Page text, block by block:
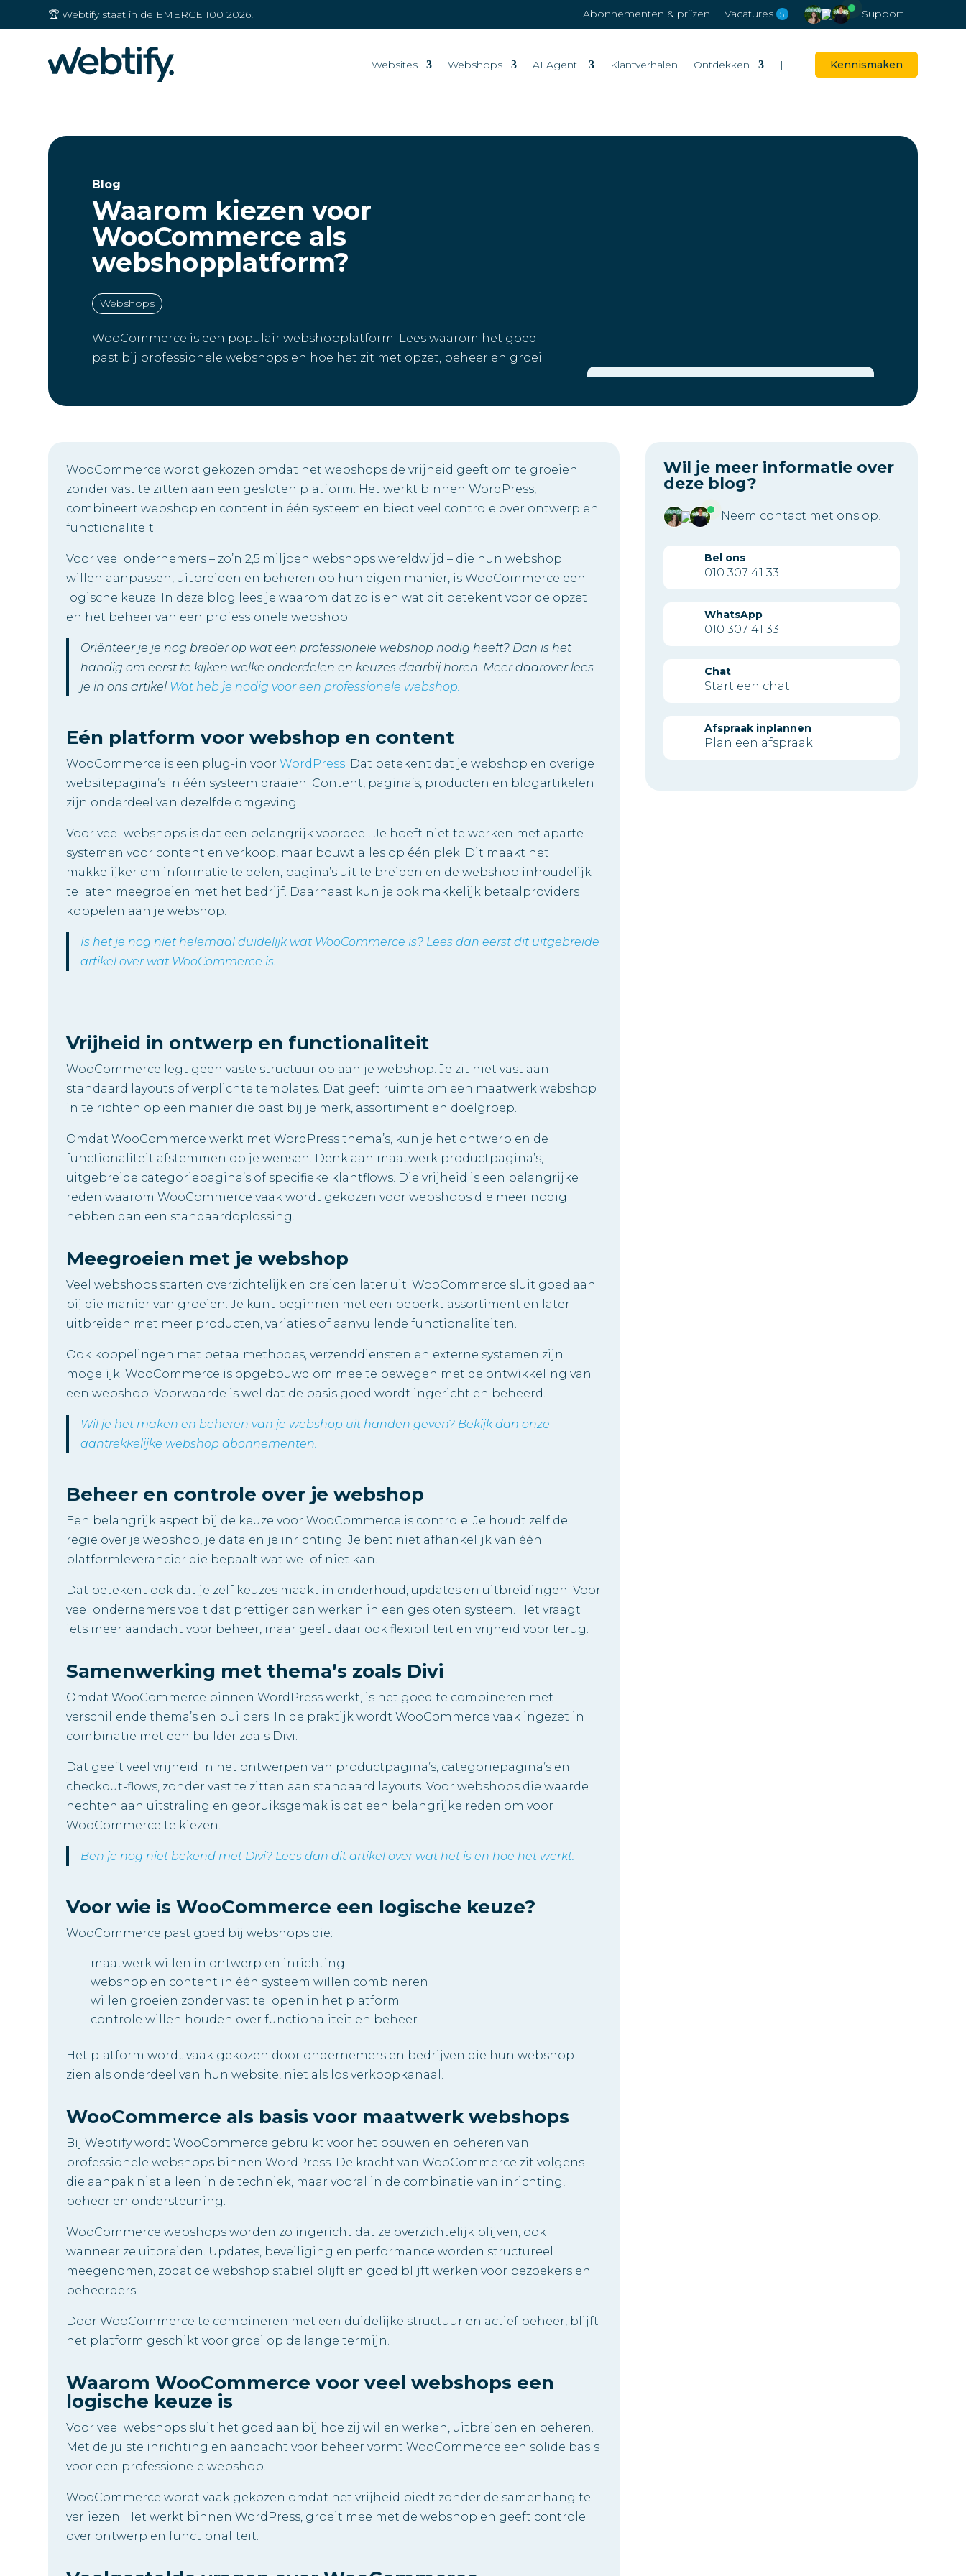
🏆 Webtify staat in de EMERCE 100 2026! Abonnementen & prijzen Vacatures 5 Support
Websites Webshops AI Agent Klantverhalen Ontdekken | Kennismaken
Blog
Waarom kiezen voor
WooCommerce als
webshopplatform?
Webshops
WooCommerce is een populair webshopplatform. Lees waarom het goed
past bij professionele webshops en hoe het zit met opzet, beheer en groei.
WooCommerce wordt gekozen omdat het webshops de vrijheid geeft om te groeien
zonder vast te zitten aan een gesloten platform. Het werkt binnen WordPress,
combineert webshop en content in één systeem en biedt veel controle over ontwerp en
functionaliteit.
Voor veel ondernemers – zo’n 2,5 miljoen webshops wereldwijd – die hun webshop
willen aanpassen, uitbreiden en beheren op hun eigen manier, is WooCommerce een
logische keuze. In deze blog lees je waarom dat zo is en wat dit betekent voor de opzet
en het beheer van een professionele webshop.
Oriënteer je je nog breder op wat een professionele webshop nodig heeft? Dan is het
handig om eerst te kijken welke onderdelen en keuzes daarbij horen. Meer daarover lees
je in ons artikel Wat heb je nodig voor een professionele webshop.
Eén platform voor webshop en content
WooCommerce is een plug-in voorWordPress . Dat betekent dat je webshop en overige
websitepagina’s in één systeem draaien. Content, pagina’s, producten en blogartikelen
zijn onderdeel van dezelfde omgeving.
Voor veel webshops is dat een belangrijk voordeel. Je hoeft niet te werken met aparte
systemen voor content en verkoop, maar bouwt alles op één plek. Dit maakt het
makkelijker om informatie te delen, pagina’s uit te breiden en de webshop inhoudelijk
te laten meegroeien met het bedrijf. Daarnaast kun je ook makkelijk betaalproviders
koppelen aan je webshop.
Is het je nog niet helemaal duidelijk wat WooCommerce is? Lees dan eerst dit uitgebreide
artikel over wat WooCommerce is.
Vrijheid in ontwerp en functionaliteit
WooCommerce legt geen vaste structuur op aan je webshop. Je zit niet vast aan
standaard layouts of verplichte templates. Dat geeft ruimte om een maatwerk webshop
in te richten op een manier die past bij je merk, assortiment en doelgroep.
Omdat WooCommerce werkt met WordPress thema’s, kun je het ontwerp en de
functionaliteit afstemmen op je wensen. Denk aan maatwerk productpagina’s,
uitgebreide categoriepagina’s of specifieke klantflows. Die vrijheid is een belangrijke
reden waarom WooCommerce vaak wordt gekozen voor webshops die meer nodig
hebben dan een standaardoplossing.
Meegroeien met je webshop
Veel webshops starten overzichtelijk en breiden later uit. WooCommerce sluit goed aan
bij die manier van groeien. Je kunt beginnen met een beperkt assortiment en later
uitbreiden met meer producten, variaties of aanvullende functionaliteiten.
Ook koppelingen met betaalmethodes, verzenddiensten en externe systemen zijn
mogelijk. WooCommerce is opgebouwd om mee te bewegen met de ontwikkeling van
een webshop. Voorwaarde is wel dat de basis goed wordt ingericht en beheerd.
Wil je het maken en beheren van je webshop uit handen geven? Bekijk dan onze
aantrekkelijke webshop abonnementen.
Beheer en controle over je webshop
Een belangrijk aspect bij de keuze voor WooCommerce is controle. Je houdt zelf de
regie over je webshop, je data en je inrichting. Je bent niet afhankelijk van één
platformleverancier die bepaalt wat wel of niet kan.
Dat betekent ook dat je zelf keuzes maakt in onderhoud, updates en uitbreidingen. Voor
veel ondernemers voelt dat prettiger dan werken in een gesloten systeem. Het vraagt
iets meer aandacht voor beheer, maar geeft daar ook flexibiliteit en vrijheid voor terug.
Samenwerking met thema’s zoals Divi
Omdat WooCommerce binnen WordPress werkt, is het goed te combineren met
verschillende thema’s en builders. In de praktijk wordt WooCommerce vaak ingezet in
combinatie met een builder zoals Divi.
Dat geeft veel vrijheid in het ontwerpen van productpagina’s, categoriepagina’s en
checkout-flows, zonder vast te zitten aan standaard layouts. Voor webshops die waarde
hechten aan uitstraling en gebruiksgemak is dat een belangrijke reden om voor
WooCommerce te kiezen.
Ben je nog niet bekend met Divi? Lees dan dit artikel over wat het is en hoe het werkt.
Voor wie is WooCommerce een logische keuze?
WooCommerce past goed bij webshops die:
maatwerk willen in ontwerp en inrichting
webshop en content in één systeem willen combineren
willen groeien zonder vast te lopen in het platform
controle willen houden over functionaliteit en beheer
Het platform wordt vaak gekozen door ondernemers en bedrijven die hun webshop
zien als onderdeel van hun website, niet als los verkoopkanaal.
WooCommerce als basis voor maatwerk webshops
Bij Webtify wordt WooCommerce gebruikt voor het bouwen en beheren van
professionele webshops binnen WordPress. De kracht van WooCommerce zit volgens
die aanpak niet alleen in de techniek, maar vooral in de combinatie van inrichting,
beheer en ondersteuning.
WooCommerce webshops worden zo ingericht dat ze overzichtelijk blijven, ook
wanneer ze uitbreiden. Updates, beveiliging en performance worden structureel
meegenomen, zodat de webshop stabiel blijft en goed blijft werken voor bezoekers en
beheerders.
Door WooCommerce te combineren met een duidelijke structuur en actief beheer, blijft
het platform geschikt voor groei op de lange termijn.
Waarom WooCommerce voor veel webshops een
logische keuze is
Voor veel webshops sluit het goed aan bij hoe zij willen werken, uitbreiden en beheren.
Met de juiste inrichting en aandacht voor beheer vormt WooCommerce een solide basis
voor een professionele webshop.
WooCommerce wordt vaak gekozen omdat het vrijheid biedt zonder de samenhang te
verliezen. Het werkt binnen WordPress, groeit mee met de webshop en geeft controle
over ontwerp en functionaliteit.
Wil je meer informatie over
deze blog?
Neem contact met ons op!
Bel ons
010 307 41 33
WhatsApp
010 307 41 33
Chat
Start een chat
Afspraak inplannen
Plan een afspraak